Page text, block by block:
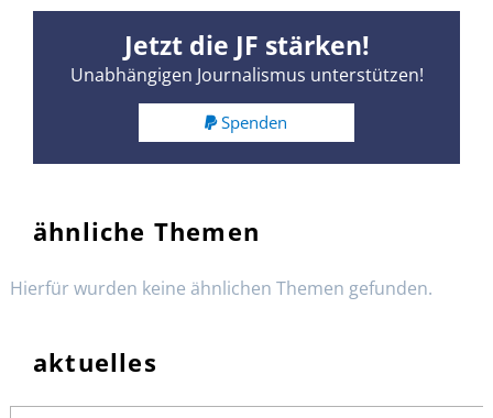
Jetzt die JF stärken!
Unabhängigen Journalismus unterstützen!
Spenden
ähnliche Themen
Hierfür wurden keine ähnlichen Themen gefunden.
aktuelles